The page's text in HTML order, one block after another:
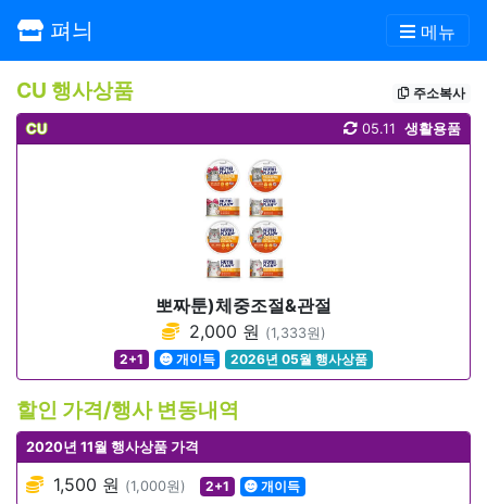
펴늬 메뉴
CU 행사상품 주소복사
CU 생활용품
05.11
뽀짜툰)체중조절&관절
2,000 원 (1,333원)
2+1
개이득 2026년 05월 행사상품
할인 가격/행사 변동내역
2020년 11월 행사상품 가격
1,500 원 (1,000원) 2+1 개이득